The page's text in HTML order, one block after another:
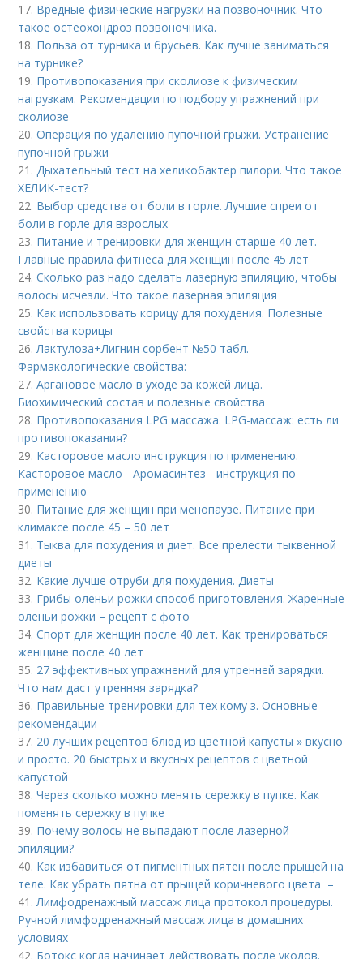
17. Вредные физические нагрузки на позвоночник. Что
такое остеохондроз позвоночника.
18. Польза от турника и брусьев. Как лучше заниматься
на турнике?
19. Противопоказания при сколиозе к физическим
нагрузкам. Рекомендации по подбору упражнений при
сколиозе
20.Операция по удалению пупочной грыжи. Устранение
пупочной грыжи
21. Дыхательный тест на хеликобактер пилори. Что такое
ХЕЛИК-тест?
22. Выбор средства от боли в горле. Лучшие спреи от
боли в горле для взрослых
23. Питание и тренировки для женщин старше 40 лет.
Главные правила фитнеса для женщин после 45 лет
24.Сколько раз надо сделать лазерную эпиляцию, чтобы
волосы исчезли. Что такое лазерная эпиляция
25. Как использовать корицу для похудения. Полезные
свойства корицы
26. Лактулоза+Лигнин сорбент №50 табл.
Фармакологические свойства:
27.Аргановое масло в уходе за кожей лица.
Биохимический состав и полезные свойства
28. Противопоказания LPG массажа. LPG-массаж: есть ли
противопоказания?
29. Касторовое масло инструкция по применению.
Касторовое масло - Аромасинтез - инструкция по
применению
30. Питание для женщин при менопаузе. Питание при
климаксе после 45 – 50 лет
31. Тыква для похудения и диет. Все прелести тыквенной
диеты
32. Какие лучше отруби для похудения. Диеты
33. Грибы оленьи рожки способ приготовления. Жаренные
оленьи рожки – рецепт с фото
34.Спорт для женщин после 40 лет. Как тренироваться
женщине после 40 лет
35. 27 эффективных упражнений для утренней зарядки.
Что нам даст утренняя зарядка?
36. Правильные тренировки для тех кому з. Основные
рекомендации
37. 20 лучших рецептов блюд из цветной капусты » вкусно
и просто. 20 быстрых и вкусных рецептов с цветной
капустой
38.Через сколько можно менять сережку в пупке. Как
поменять сережку в пупке
39. Почему волосы не выпадают после лазерной
эпиляции?
40. Как избавиться от пигментных пятен после прыщей на
теле. Как убрать пятна от прыщей коричневого цвета –
41. Лимфодренажный массаж лица протокол процедуры.
Ручной лимфодренажный массаж лица в домашних
условиях
42. Ботокс когда начинает действовать после уколов.